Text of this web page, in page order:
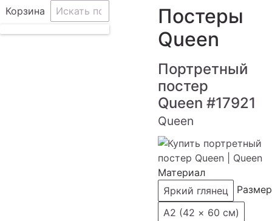
Корзина
Постеры
Queen
Портретный
постер
Queen #17921
Queen
Материал
Яркий глянец
Размер
А2 (42 × 60 см)